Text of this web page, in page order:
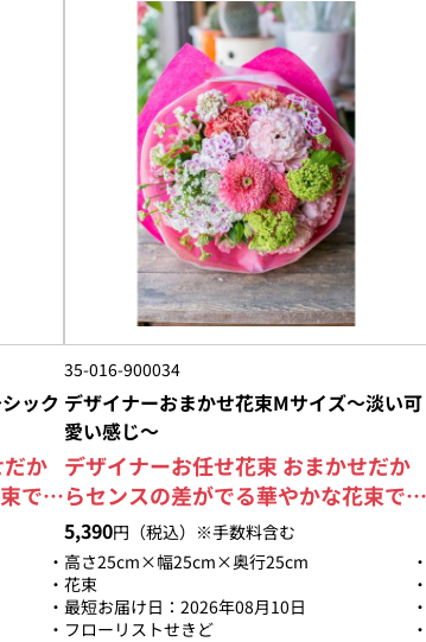
ック
か
で
す
とあ
ま
上
35-016-900034
デザイナーおまかせ花束Mサイズ～淡い可
愛い感じ～
デザイナーお任せ花束 おまかせだか
らセンスの差がでる華やかな花束で
す。 大臣賞受賞デザイナーが制作す
る安心感と他店のアレンジとはひとあ
じ違ったアレンジをお楽しみ頂けま
す。 淡いトーンで可愛らしく仕上げ
5,390円（税込）※手数料含む
高さ25cm×幅25cm×奥行25cm
花束
最短お届け日：2026年08月10日
フローリストせきど